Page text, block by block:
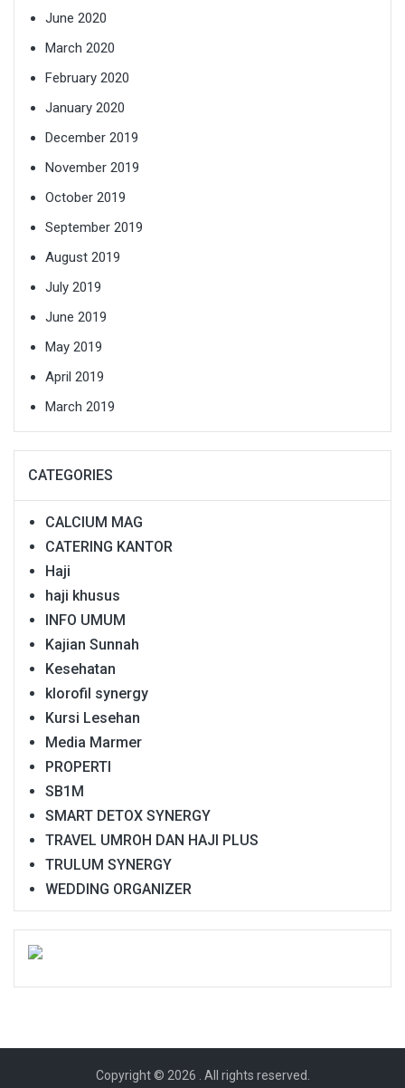
June 2020
March 2020
February 2020
January 2020
December 2019
November 2019
October 2019
September 2019
August 2019
July 2019
June 2019
May 2019
April 2019
March 2019
CATEGORIES
CALCIUM MAG
CATERING KANTOR
Haji
haji khusus
INFO UMUM
Kajian Sunnah
Kesehatan
klorofil synergy
Kursi Lesehan
Media Marmer
PROPERTI
SB1M
SMART DETOX SYNERGY
TRAVEL UMROH DAN HAJI PLUS
TRULUM SYNERGY
WEDDING ORGANIZER
Copyright © 2026 . All rights reserved.